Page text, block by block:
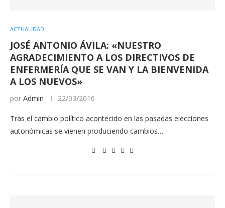
ACTUALIDAD
JOSÉ ANTONIO ÁVILA: «NUESTRO
AGRADECIMIENTO A LOS DIRECTIVOS DE
ENFERMERÍA QUE SE VAN Y LA BIENVENIDA
A LOS NUEVOS»
por Admin 22/03/2016
Tras el cambio político acontecido en las pasadas elecciones
autonómicas se vienen produciendo cambios…